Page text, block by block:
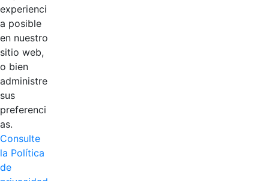
experienci
a posible
en nuestro
sitio web,
o bien
administre
sus
preferenci
as.
Consulte
la Política
de